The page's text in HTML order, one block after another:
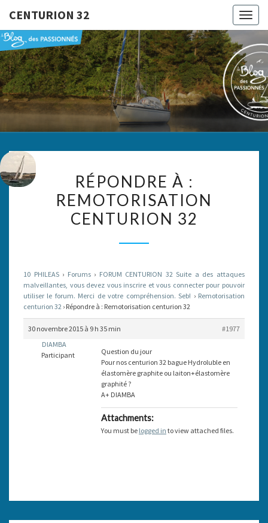
CENTURION 32
32
Le Blog
Des
Passionnés
À :
REMOTORISATION
CENTURION
RÉPONDRE À :
REMOTORISATION
CENTURION 32
10 PHILEAS › Forums › FORUM CENTURION 32 Suite a des attaques
malveillantes, vous devez vous inscrire et vous connecter pour pouvoir
utiliser le forum. Merci de votre compréhension. Seb! › Remotorisation
centurion 32 › Répondre à : Remotorisation centurion 32
30 novembre 2015 à 9 h 35 min
#1977
DIAMBA
Participant
Question du jour
Pour nos centurion 32 bague Hydroluble en
élastomère graphite ou laiton+élastomère
graphité ?
A+ DIAMBA
Attachments:
You must be logged in to view attached files.